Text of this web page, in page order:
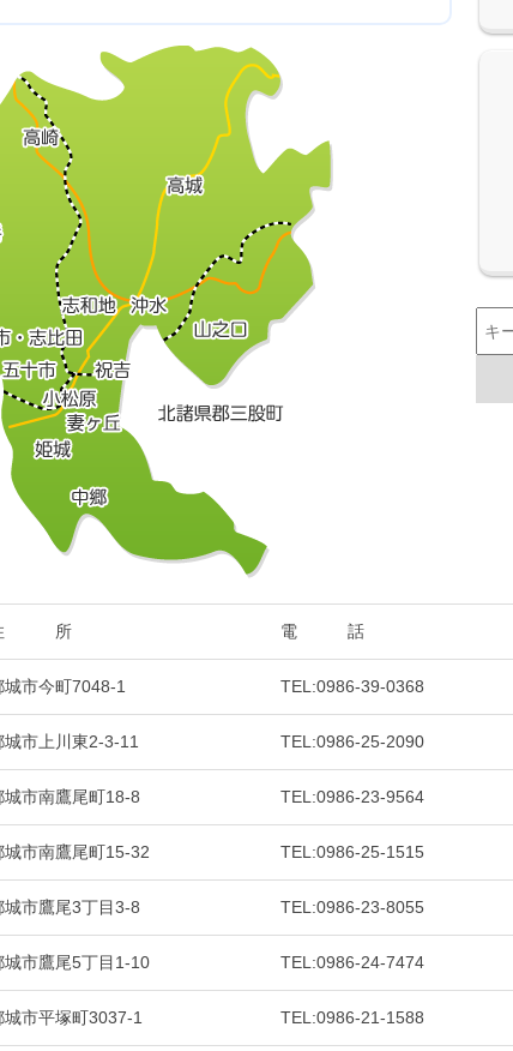
所 電 話
城市今町7048-1 TEL:0986-39-0368
城市上川東2-3-11 TEL:0986-25-2090
城市南鷹尾町18-8 TEL:0986-23-9564
城市南鷹尾町15-32 TEL:0986-25-1515
城市鷹尾3丁目3-8 TEL:0986-23-8055
城市鷹尾5丁目1-10 TEL:0986-24-7474
城市平塚町3037-1 TEL:0986-21-1588